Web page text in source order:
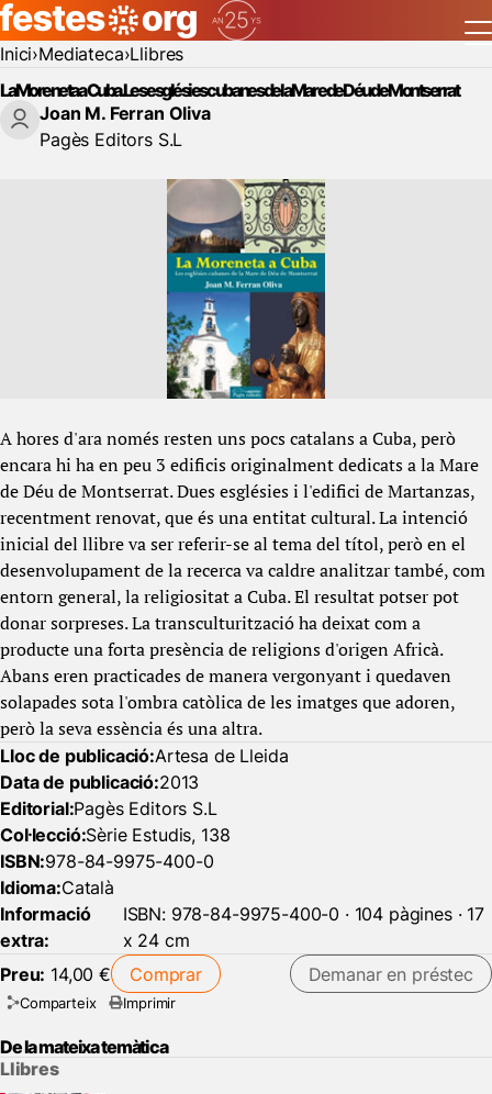
Inici Mediateca Llibres
La Moreneta a Cuba. Les esglésies cubanes de la Mare de Déu de Montserrat
Joan M. Ferran Oliva
Pagès Editors S.L
A hores d'ara només resten uns pocs catalans a Cuba, però
encara hi ha en peu 3 edificis originalment dedicats a la Mare
de Déu de Montserrat. Dues esglésies i l'edifici de Martanzas,
recentment renovat, que és una entitat cultural. La intenció
inicial del llibre va ser referir-se al tema del títol, però en el
desenvolupament de la recerca va caldre analitzar també, com
entorn general, la religiositat a Cuba. El resultat potser pot
donar sorpreses. La transculturització ha deixat com a
producte una forta presència de religions d'origen Africà.
Abans eren practicades de manera vergonyant i quedaven
solapades sota l'ombra catòlica de les imatges que adoren,
però la seva essència és una altra.
Lloc de publicació:Artesa de Lleida
Data de publicació:2013
Editorial:Pagès Editors S.L
Col·lecció:Sèrie Estudis, 138
ISBN:978-84-9975-400-0
Idioma:Català
Informació
extra:
ISBN: 978-84-9975-400-0 · 104 pàgines · 17
x 24 cm
Preu: 14,00 € Comprar Demanar en préstec
Comparteix Imprimir
De la mateixa temàtica
Llibres